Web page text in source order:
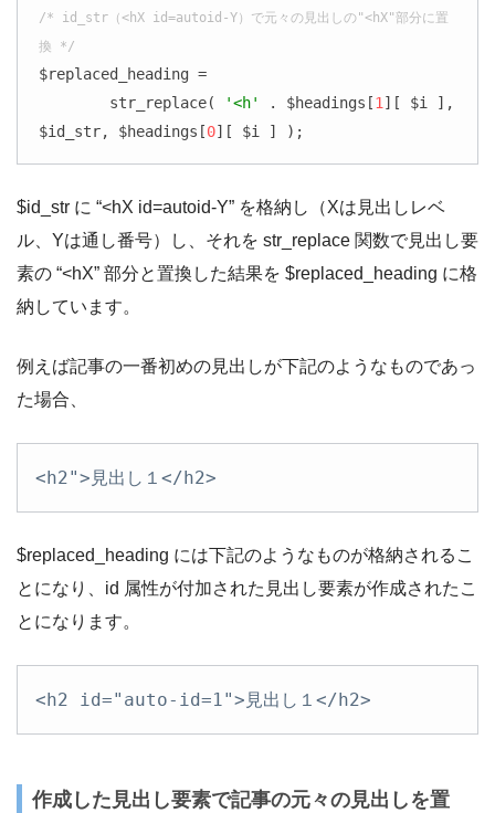
/* id_str（<hX id=autoid-Y）で元々の見出しの"<hX"部分に置
換 */
$replaced_heading =
	str_replace(
'<h' . $headings[1 ][ $i ],
$id_str, $headings[0][ $i ] );
$id_str に “<hX id=autoid-Y” を格納し（Xは見出しレベ
ル、Yは通し番号）し、それを str_replace 関数で見出し要
素の “<hX” 部分と置換した結果を $replaced_heading に格
納しています。
例えば記事の一番初めの見出しが下記のようなものであっ
た場合、
<h2">見出し１</h2>
$replaced_heading には下記のようなものが格納されるこ
とになり、id 属性が付加された見出し要素が作成されたこ
とになります。
<h2 id="auto-id=1">見出し１</h2>
作成した見出し要素で記事の元々の見出しを置